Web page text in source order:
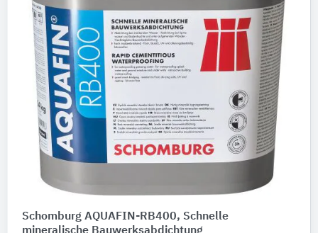
Schomburg AQUAFIN-RB400, Schnelle